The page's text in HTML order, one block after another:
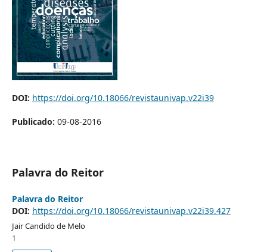
DOI: https://doi.org/10.18066/revistaunivap.v22i39
Publicado: 09-08-2016
Palavra do Reitor
Palavra do Reitor
DOI: https://doi.org/10.18066/revistaunivap.v22i39.427
Jair Candido de Melo
1